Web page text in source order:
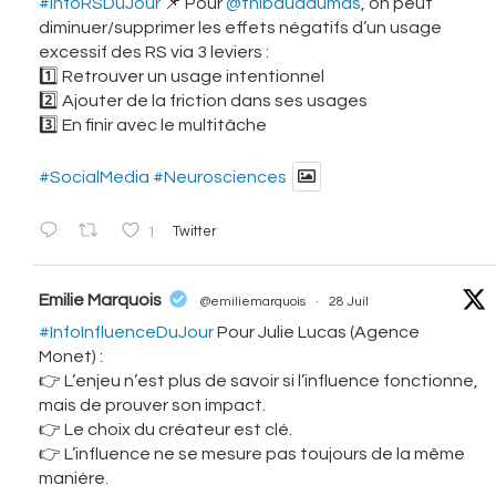
#InfoRSDuJour 📌 Pour@thibauddumas, on peut
diminuer/supprimer les effets négatifs d’un usage
excessif des RS via 3 leviers :
1️⃣ Retrouver un usage intentionnel
2️⃣ Ajouter de la friction dans ses usages
3️⃣ En finir avec le multitâche
#SocialMedia #Neurosciences
1 Twitter
Emilie Marquois @emiliemarquois · 28 Juil
#InfoInfluenceDuJourPour Julie Lucas (Agence
Monet) :
👉 L’enjeu n’est plus de savoir si l’influence fonctionne,
mais de prouver son impact.
👉 Le choix du créateur est clé.
👉 L’influence ne se mesure pas toujours de la même
manière.